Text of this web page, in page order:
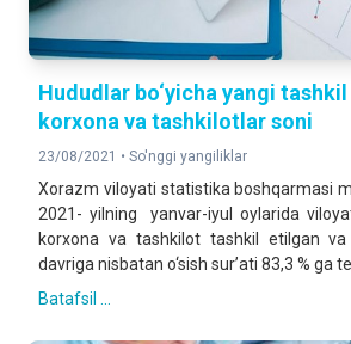
Hududlar bo‘yicha yangi
korxona va tashkilotlar soni
23/08/2021 • So'nggi yangiliklar
Xorazm viloyati statistika boshqarmasi
2021- yilning yanvar-iyul oylarida
korxona va tashkilot tashkil etilgan va
davriga nisbatan o‘sish sur’ati 83,3 % ga
Batafsil ...